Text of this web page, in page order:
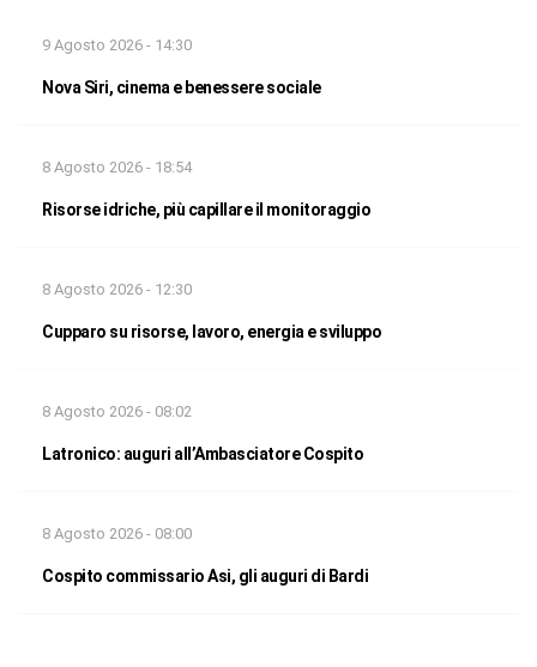
9 Agosto 2026 - 14:30
Nova Siri, cinema e benessere sociale
8 Agosto 2026 - 18:54
Risorse idriche, più capillare il monitoraggio
8 Agosto 2026 - 12:30
Cupparo su risorse, lavoro, energia e sviluppo
8 Agosto 2026 - 08:02
Latronico: auguri all’Ambasciatore Cospito
8 Agosto 2026 - 08:00
Cospito commissario Asi, gli auguri di Bardi